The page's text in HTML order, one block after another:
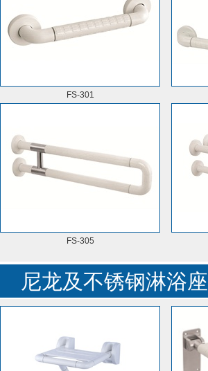
FS-301
FS-305
尼龙及不锈钢淋浴座